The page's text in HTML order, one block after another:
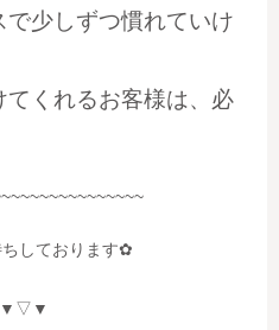
少しずつ慣れていけ
くれるお客様は、必
しております✿
▼▽▼